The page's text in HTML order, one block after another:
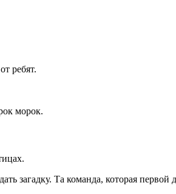
ребят.
морок.
загадку. Та команда, которая первой